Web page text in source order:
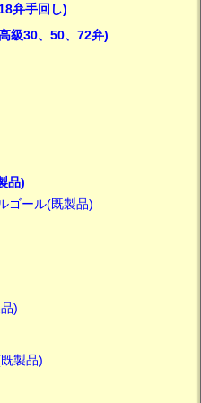
弁手回し)
級30、50、72弁)
品)
ゴール(既製品)
)
製品)